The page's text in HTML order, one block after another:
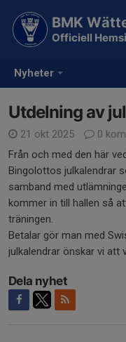
Nyheter
BMK
Officiell
Utdelning av
21 okt 2025
0
Från och med den här
Bingolottos julkalendrar
samband med
kommer in till hallen så
träningen.
Betalar gör man med
julkalendrar önskar vi att
Dela nyhet